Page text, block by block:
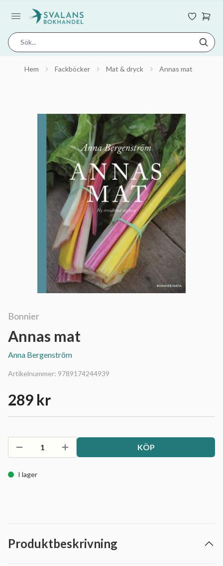
Hem Fackböcker Mat & dryck Annas mat
Bonnier
Annas mat
Anna Bergenström
Artikelnummer: 9789174244939
289 kr
KÖP
I lager
Produktbeskrivning